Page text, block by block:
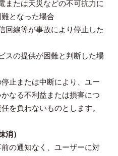
または天災などの不可抗力に
となった場合
回線等が事故により停止した
スの提供が困難と判断した場
止または中断により、ユー
なる不利益または損害につ
を負わないものとします。
消）
の通知なく、ユーザーに対